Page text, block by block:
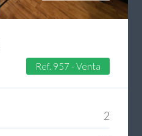
Ref. 957 - Venta
2